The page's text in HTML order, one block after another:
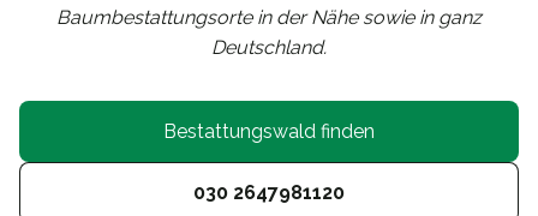
Baumbestattungsorte in der Nähe sowie in ganz
Deutschland.
Bestattungswald finden
030 2647981120